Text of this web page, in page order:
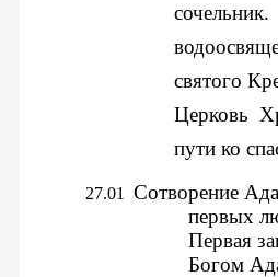
святого
Церковь
пути ко
27.01
Сотворение
Первая
Богом